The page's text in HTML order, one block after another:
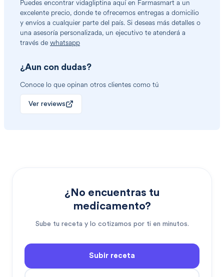
Puedes encontrar vidagliptina aquí en Farmasmart a un
excelente precio, donde te ofrecemos entregas a domicilio
y envíos a cualquier parte del país. Si deseas más detalles o
una asesoría personalizada, un ejecutivo te atenderá a
través de whatsapp
¿Aun con dudas?
Conoce lo que opinan otros clientes como tú
Ver reviews
¿No encuentras tu
medicamento?
Sube tu receta y lo cotizamos por ti en minutos.
Subir receta